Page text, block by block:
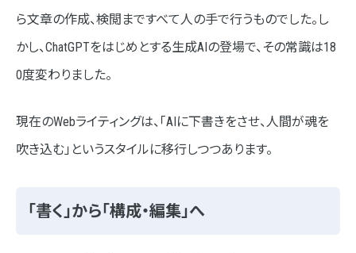
AIライティングにおける、SEO対策への影響
AIライティングは問題なし！ただし、そのままの公開は避
まとめ
ら文章の作成、検閲まですべて人の手で行うものでした。し
かし、ChatGPTをはじめとする生成AIの登場で、その常識は18
0度変わりました。
現在のWebライティングは、「AIに下書きをさせ、人間が魂を
吹き込む」というスタイルに移行しつつあります。
「書く」から「構成・編集」へ